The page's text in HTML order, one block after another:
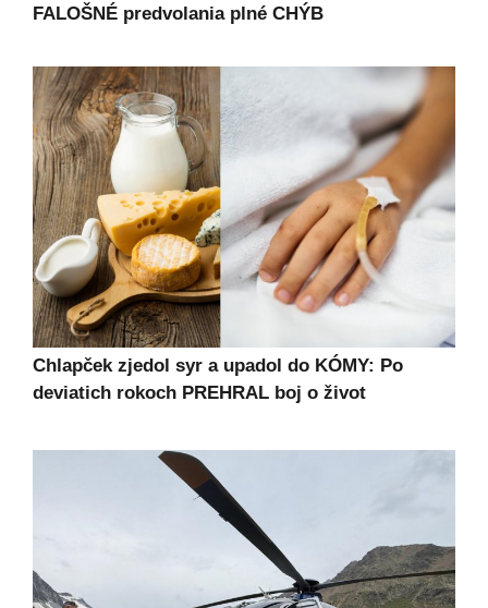
FALOŠNÉ predvolania plné CHÝB
Chlapček zjedol syr a upadol do KÓMY: Po
deviatich rokoch PREHRAL boj o život